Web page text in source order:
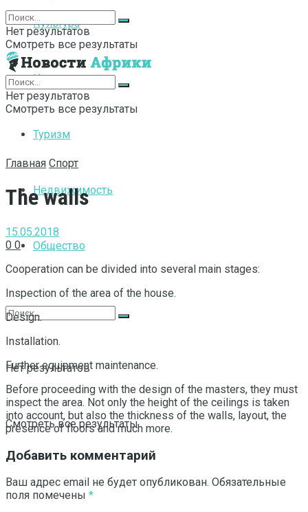
Культура
Интернет
Туризм
Недвижимость
Общество
Нет результатов
Смотреть все результаты
Нет результатов
Смотреть все результаты
Нет результатов
Смотреть все результаты
Главная Спорт
The walls
15.05.2018
0 0
Cooperation can be divided into several main stages:
Inspection of the area of ​​the house.
Design.
Installation.
Further equipment maintenance.
Before proceeding with the design of the masters, they must
inspect the area. Not only the height of the ceilings is taken
into account, but also the thickness of the walls, layout, the
presence of floors and much more.
Добавить комментарий
Ваш адрес email не будет опубликован. Обязательные
поля помечены *